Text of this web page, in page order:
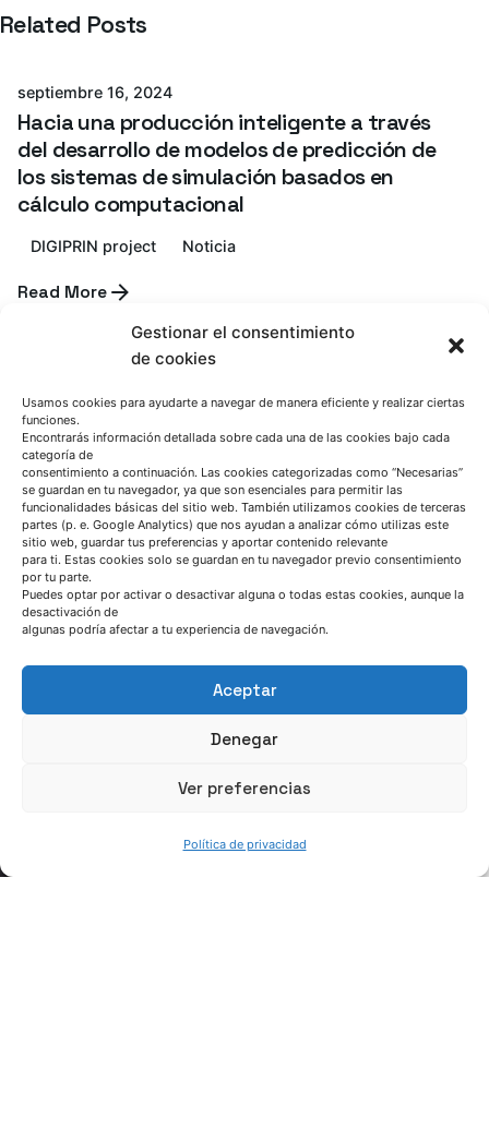
Gestionar el consentimiento
de cookies
Usamos cookies para ayudarte a navegar de manera eficiente y realizar ciertas
funciones.
Encontrarás información detallada sobre cada una de las cookies bajo cada
categoría de
consentimiento a continuación. Las cookies categorizadas como “Necesarias”
se guardan en tu navegador, ya que son esenciales para permitir las
funcionalidades básicas del sitio web. También utilizamos cookies de terceras
partes (p. e. Google Analytics) que nos ayudan a analizar cómo utilizas este
sitio web, guardar tus preferencias y aportar contenido relevante
para ti. Estas cookies solo se guardan en tu navegador previo consentimiento
por tu parte.
Puedes optar por activar o desactivar alguna o todas estas cookies, aunque la
desactivación de
algunas podría afectar a tu experiencia de navegación.
Aceptar
Denegar
Ver preferencias
Política de privacidad
Related Posts
Azterlan Team
septiembre 16, 2024
Hacia una producción inteligente a través
del desarrollo de modelos de predicción de
los sistemas de simulación basados en
cálculo computacional
DIGIPRIN project Noticia
Read MoreAzterlan Team
septiembre 12, 2024
Grandes Modelos Multimodales para
aseguramiento de calidad y ofrecer
soporte al personal operativo en la
Industria Inteligente
Noticia
Read More